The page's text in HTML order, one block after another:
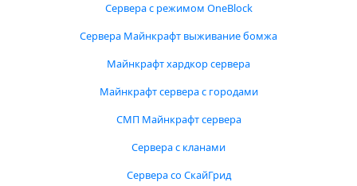
Сервера с режимом OneBlock
Сервера Майнкрафт выживание бомжа
Майнкрафт хардкор сервера
Майнкрафт сервера с городами
СМП Майнкрафт сервера
Сервера с кланами
Сервера со СкайГрид